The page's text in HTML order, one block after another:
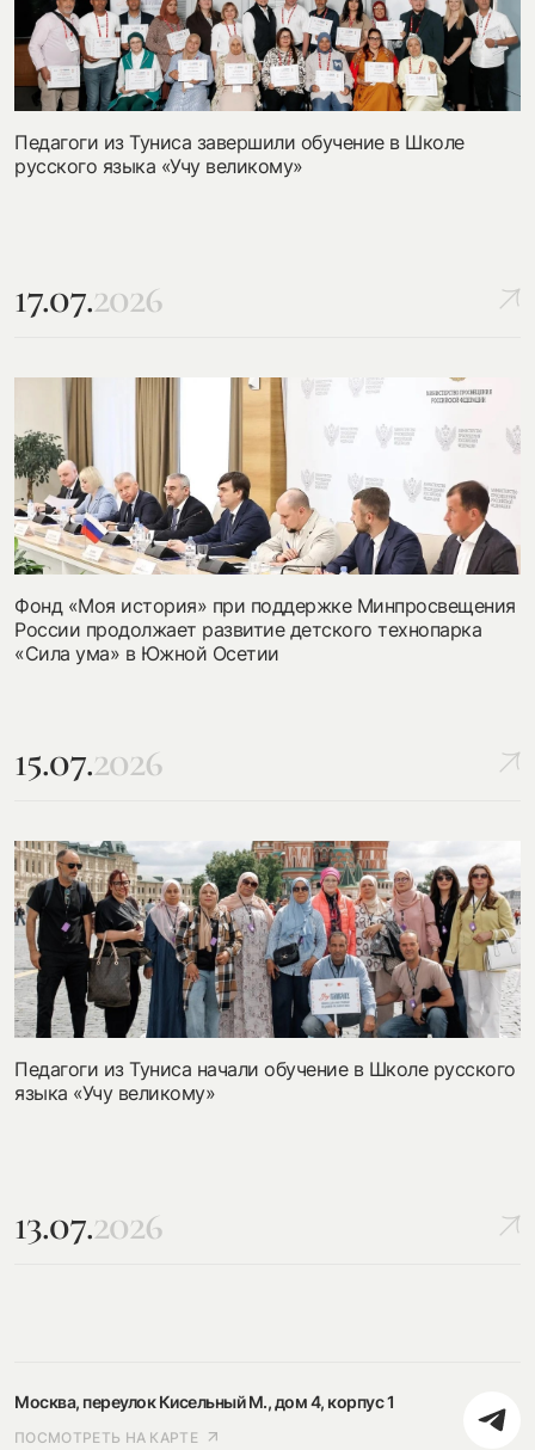
Педагоги из Туниса завершили обучение в Школе
русского языка «Учу великому»
17.07.2026
Фонд «Моя история» при поддержке Минпросвещения
России продолжает развитие детского технопарка
«Сила ума» в Южной Осетии
15.07.2026
Педагоги из Туниса начали обучение в Школе русского
языка «Учу великому»
13.07.2026
Москва, переулок Кисельный М., дом 4, корпус 1
ПОСМОТРЕТЬ НА КАРТЕ